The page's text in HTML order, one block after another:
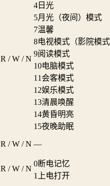
R / W / N
4 日光
5月光（夜间）模式
7温馨
8电视模式（影院模
9阅读模式
10电脑模式
11 会客模式
12娱乐模式
13清晨唤醒
14黄昏明亮
15夜晚助眠
R / W / N —
R / W / N
0断电记忆
1
上电打开